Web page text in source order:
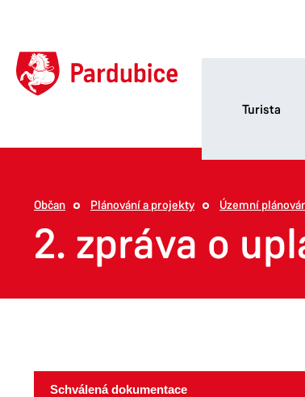
Turista
Občan Plánování a projekty Územní
2. zpráva o
Schválená dokumentace